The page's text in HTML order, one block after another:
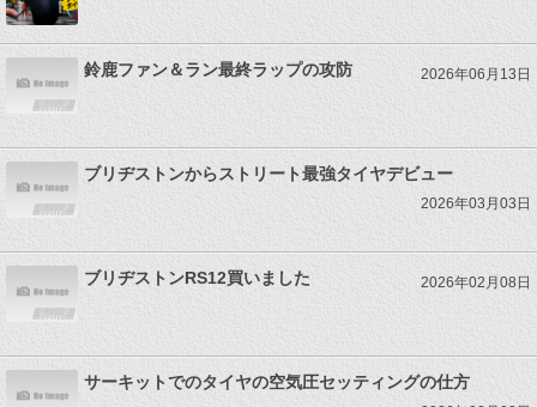
鈴鹿ファン＆ラン最終ラップの攻防 2026年06月13日
ブリヂストンからストリート最強タイヤデビュー
2026年03月03日
ブリヂストンRS12買いました 2026年02月08日
サーキットでのタイヤの空気圧セッティングの仕方